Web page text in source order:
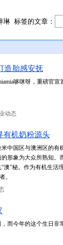
琳 标签的文章：
造胎感安抚
哆咪呀，重磅官
动态
有机奶粉源头
中国区与澳洲区的
形象为大众所熟知。
”秘。作为有机生活
。
而今年的这个生日